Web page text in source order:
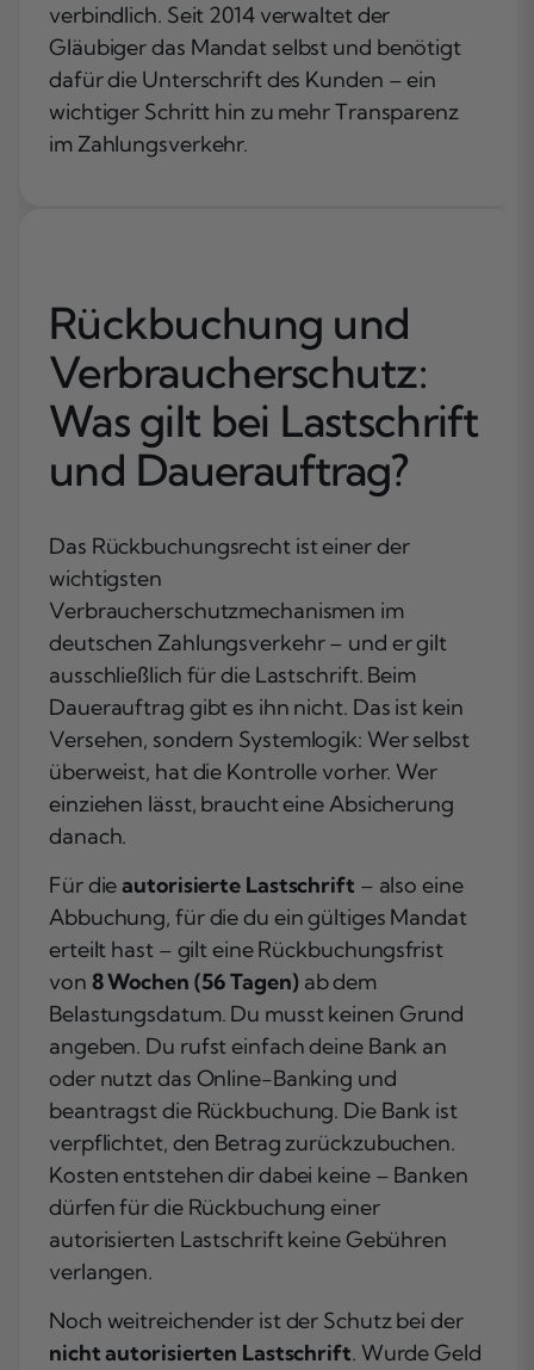
verbindlich. Seit 2014 verwaltet der
Gläubiger das Mandat selbst und benötigt
dafür die Unterschrift des Kunden – ein
wichtiger Schritt hin zu mehr Transparenz
im Zahlungsverkehr.
Rückbuchung und
Verbraucherschutz:
Was gilt bei Lastschrift
und Dauerauftrag?
Das Rückbuchungsrecht ist einer der
wichtigsten
Verbraucherschutzmechanismen im
deutschen Zahlungsverkehr – und er gilt
ausschließlich für die Lastschrift. Beim
Dauerauftrag gibt es ihn nicht. Das ist kein
Versehen, sondern Systemlogik: Wer selbst
überweist, hat die Kontrolle vorher. Wer
einziehen lässt, braucht eine Absicherung
danach.
Für dieautorisierte Lastschrift – also eine
Abbuchung, für die du ein gültiges Mandat
erteilt hast – gilt eine Rückbuchungsfrist
von 8 Wochen (56 Tagen)ab dem
Belastungsdatum. Du musst keinen Grund
angeben. Du rufst einfach deine Bank an
oder nutzt das Online-Banking und
beantragst die Rückbuchung. Die Bank ist
verpflichtet, den Betrag zurückzubuchen.
Kosten entstehen dir dabei keine – Banken
dürfen für die Rückbuchung einer
autorisierten Lastschrift keine Gebühren
verlangen.
Noch weitreichender ist der Schutz bei der
nicht autorisierten Lastschrift. Wurde Geld